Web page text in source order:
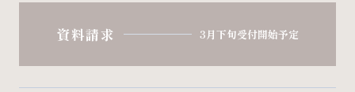
資料請求 3月下旬受付開始予定